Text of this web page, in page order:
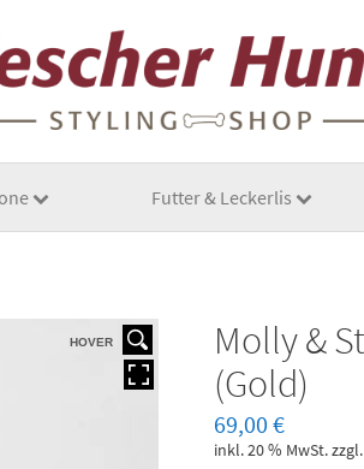
Futter & Leckerlis
HOVER
Molly &
(Gold)
69,00€
inkl. 20 % MwSt.